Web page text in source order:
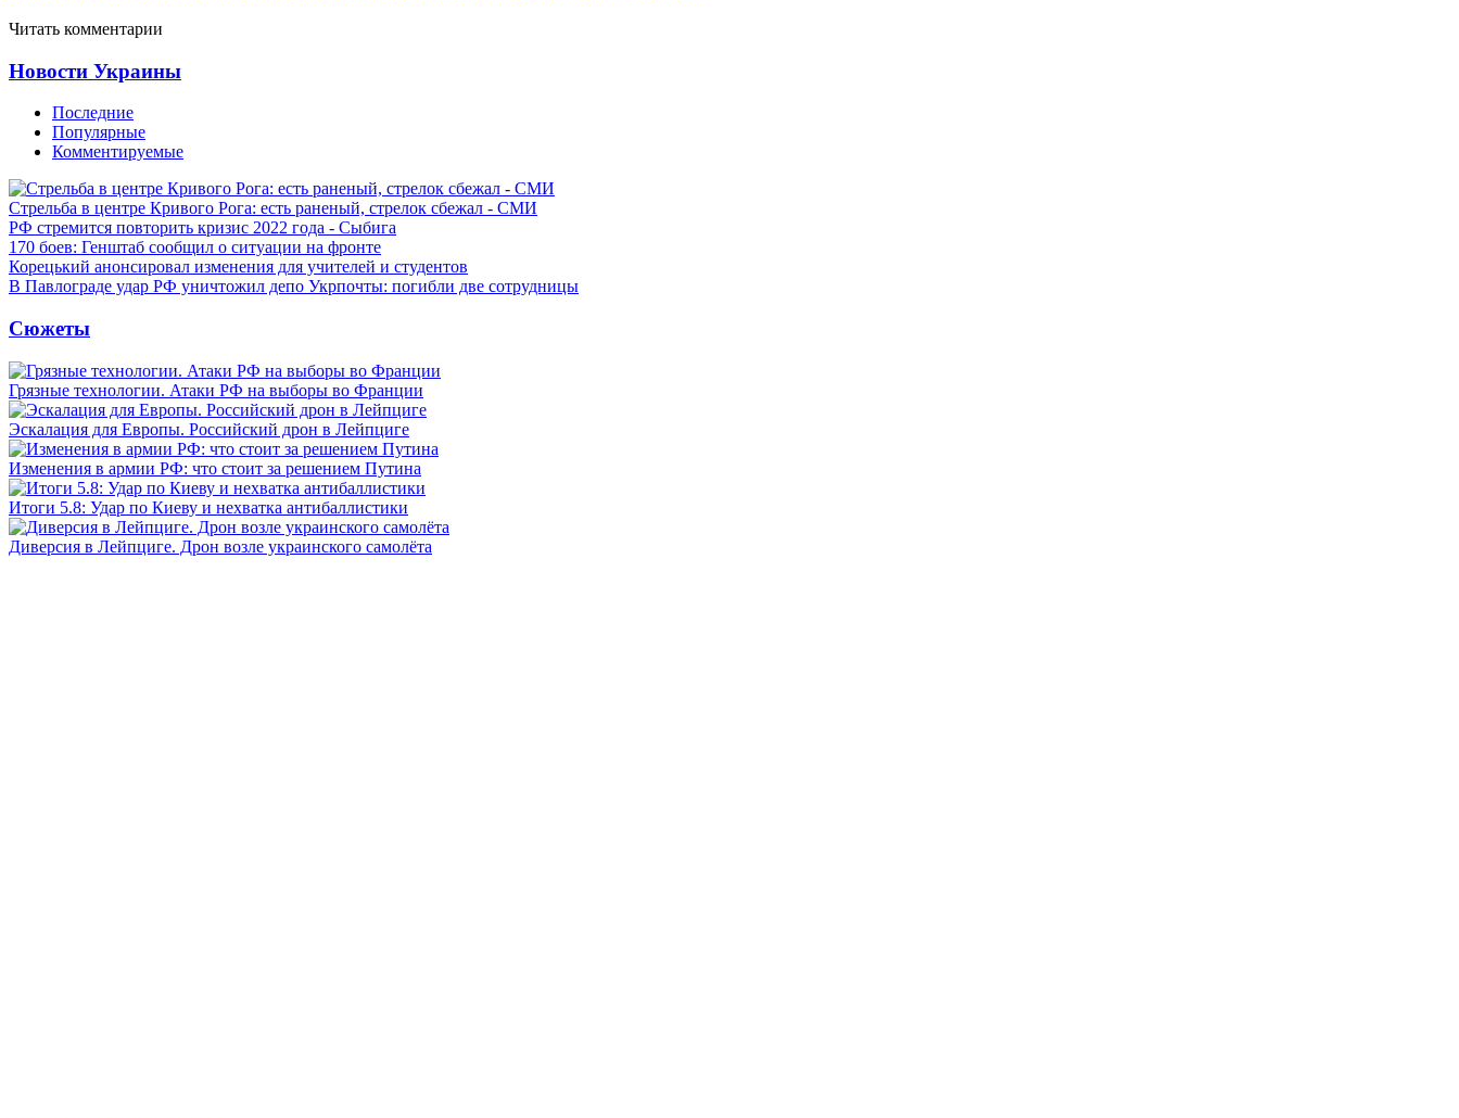
Читать комментарии
Новости Украины
Последние
Популярные
Комментируемые
Стрельба в центре Кривого Рога: есть раненый, стрелок сбежал - СМИ
РФ стремится повторить кризис 2022 года - Сыбига
170 боев: Генштаб сообщил о ситуации на фронте
Корецький анонсировал изменения для учителей и студентов
В Павлограде удар РФ уничтожил депо Укрпочты: погибли две сотрудницы
Сюжеты
Грязные технологии. Атаки РФ на выборы во Франции
Эскалация для Европы. Российский дрон в Лейпциге
Изменения в армии РФ: что стоит за решением Путина
Итоги 5.8: Удар по Киеву и нехватка антибаллистики
Диверсия в Лейпциге. Дрон возле украинского самолёта